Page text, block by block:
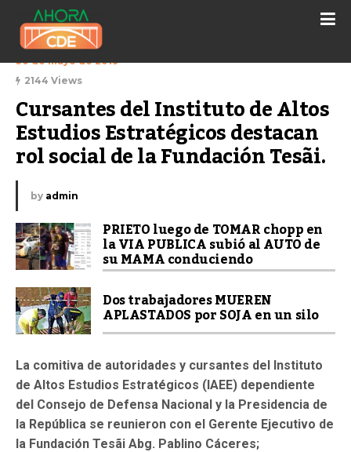
30 de mayo de 2019
2144 Views
Cursantes del Instituto de Altos
Estudios Estratégicos destacan
rol social de la Fundación Tesãi.
by admin
PRIETO luego de TOMAR chopp en
la VIA PUBLICA subió al AUTO de
su MAMA conduciendo
Dos trabajadores MUEREN
APLASTADOS por SOJA en un silo
La comitiva de autoridades y cursantes del Instituto
de Altos Estudios Estratégicos (IAEE) dependiente
del Consejo de Defensa Nacional y la Presidencia de
la República se reunieron con el Gerente Ejecutivo de
la Fundación Tesãi Abg. Pablino Cáceres;